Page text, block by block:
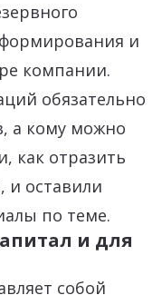
формирования и
компании.
обязательно
а кому можно
как отразить
и оставили
по теме.
и для
собой